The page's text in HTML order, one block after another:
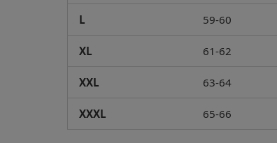
L 59-60
XL 61-62
XXL 63-64
XXXL 65-66